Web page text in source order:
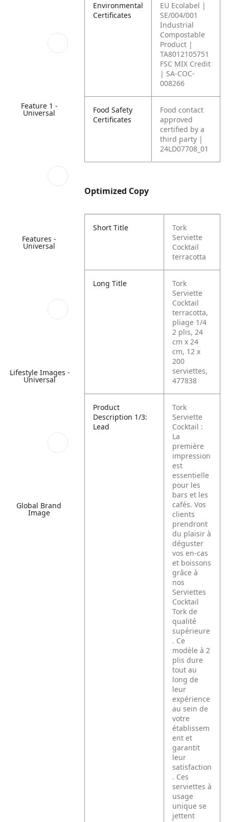
Feature 1 -
Universal
Features -
Universal
Lifestyle Images -
Universal
Global Brand
Image
Environmental
Certificates
EU Ecolabel |
SE/004/001
Industrial
Compostable
Product |
TA8012105751
FSC MIX Credit
| SA-COC-
008266
Food Safety
Certificates
Food contact
approved
certified by a
third party |
24LD07708_01
Optimized Copy
Short Title
Tork
Serviette
Cocktail
terracotta
Long Title
Tork
Serviette
Cocktail
terracotta,
pliage 1/4
2 plis, 24
cm x 24
cm, 12 x
200
serviettes,
477838
Product
Description 1/3:
Lead
Tork
Serviette
Cocktail :
La
première
impression
est
essentielle
pour les
bars et les
cafés. Vos
clients
prendront
du plaisir à
déguster
vos en-cas
et boissons
grâce à
nos
Serviettes
Cocktail
Tork de
qualité
supérieure
. Ce
modèle à 2
plis dure
tout au
long de
leur
expérience
au sein de
votre
établissem
ent et
garantit
leur
satisfaction
. Ces
serviettes à
usage
unique se
jettent